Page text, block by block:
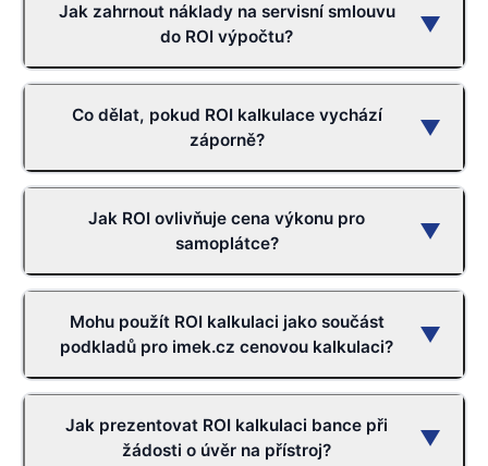
Jak zahrnout náklady na servisní smlouvu
do ROI výpočtu?
▼
Co dělat, pokud ROI kalkulace vychází
záporně?
▼
Jak ROI ovlivňuje cena výkonu pro
samoplátce?
▼
Mohu použít ROI kalkulaci jako součást
podkladů pro imek.cz cenovou kalkulaci?
▼
Jak prezentovat ROI kalkulaci bance při
žádosti o úvěr na přístroj?
▼